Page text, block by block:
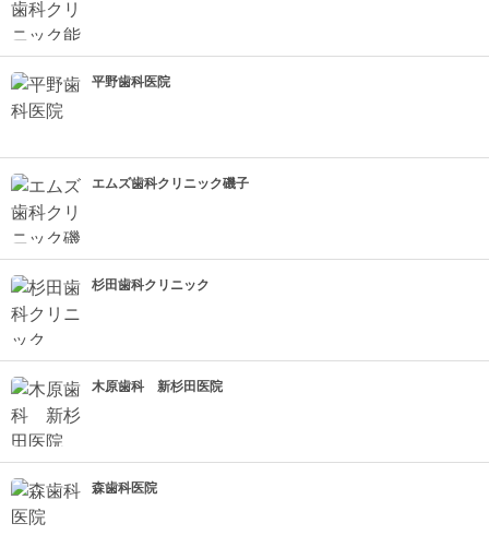
平野歯科医院
エムズ歯科クリニック磯子
杉田歯科クリニック
木原歯科 新杉田医院
森歯科医院